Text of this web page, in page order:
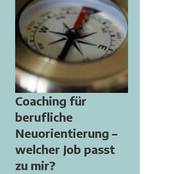
Coaching für
berufliche
Neuorientierung –
welcher Job passt
zu mir?